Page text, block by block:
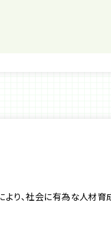
り、社会に有為な人材